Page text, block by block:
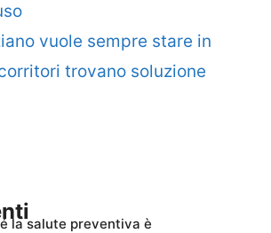
vuole sempre stare in
trovano soluzione
la salute preventiva è